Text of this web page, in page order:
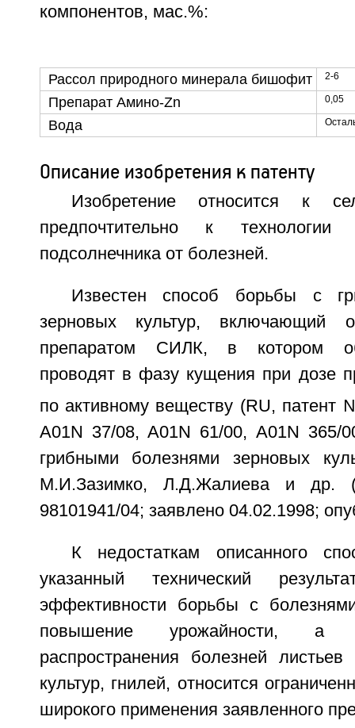
компонентов, мас.%:
Рассол природного минерала бишофит 2-6
Препарат Амино-Zn 0,05
Вода
Описание изобретения к патенту
Изобретение относится к
предпочтительно к
подсолнечника от болезней.
Известен способ борьбы с
зерновых культур, включающий
препаратом СИЛК, в котором
проводят в фазу кущения при дозе
по активному веществу (RU,
А01N 37/08, А01N 61/00, А01N 365/
грибными болезнями зерновых
М.И.Зазимко, Л.Д.Жалиева и
98101941/04; заявлено 04.02.1998;
К недостаткам описанного
указанный технический
эффективности борьбы с
повышение урожайности, а
распространения болезней
культур, гнилей, относится
широкого применения заявленного